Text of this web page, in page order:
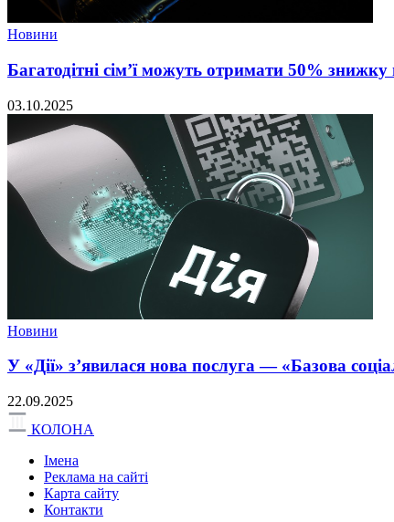
Новини
Багатодітні сім’ї можуть отримати 50%
03.10.2025
Новини
У «Дії» з’явилася нова послуга — «Базова
22.09.2025
КОЛОНА
Імена
Реклама на сайті
Карта сайту
Контакти